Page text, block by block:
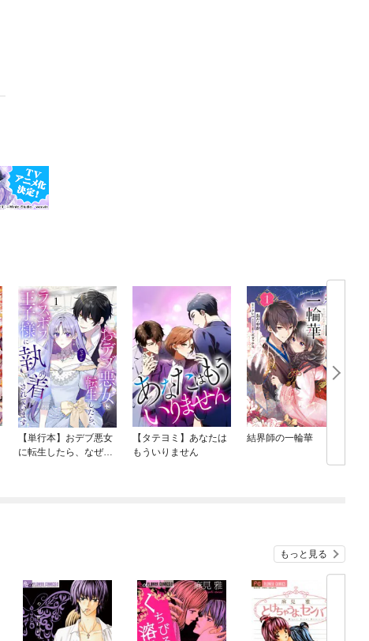
【単行本】おデブ悪女
に転生したら、なぜか
【タテヨミ】あなたは
もういりません
結界師の一輪華
もっと見る